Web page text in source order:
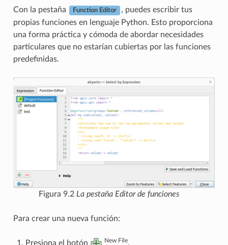
Con la pestaña Function Editor
, puedes escribir tus
propias funciones en lenguaje Python. Esto proporciona
una forma práctica y cómoda de abordar necesidades
particulares que no estarían cubiertas por las funciones
predefinidas.
Figura 9.2 La pestaña Editor de funciones
Para crear una nueva función:
Presiona el botón New File.